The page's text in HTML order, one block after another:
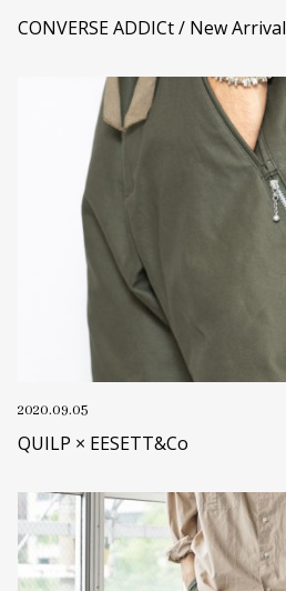
CONVERSE ADDICt / New Arrival
2020.09.05
QUILP × EESETT&Co